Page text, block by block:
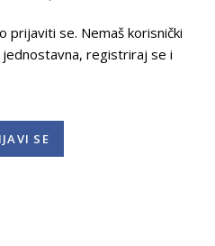
prijaviti se. Nemaš korisnički
registriraj se i
SE